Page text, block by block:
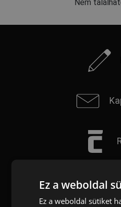
Nem
Ez a weboldal
Ez a weboldal sütiket